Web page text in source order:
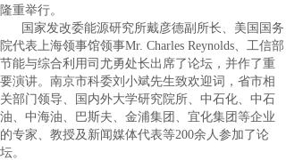
隆重举行。
国家发改委能源研究所戴彦德副所长、美国国务
院代表上海领事馆领事Mr. Charles Reynolds、工信部
节能与综合利用司尤勇处长出席了论坛，并作了重
要演讲。南京市科委刘小斌先生致欢迎词，省市相
关部门领导、国内外大学研究院所、 中石化、中石
油、中海油、巴斯夫、 金浦集团、宜化集团等企业
的专家、教授及新闻媒体代表等200余人参加了论
坛。